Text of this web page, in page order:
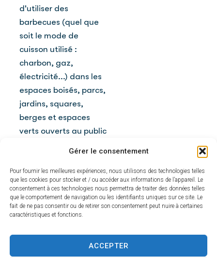
Gérer le consentement
Pour fournir les meilleures expériences, nous utilisons des technologies telles
que les cookies pour stocker et / ou accéder aux informations de l’appareil. Le
consentement à ces technologies nous permettra de traiter des données telles
que le comportement de navigation ou les identifiants uniques sur ce site. Le
fait de ne pas consentir ou de retirer son consentement peut nuire à certaines
caractéristiques et fonctions.
ACCEPTER
d'utiliser des
barbecues (quel que
soit le mode de
cuisson utilisé :
charbon, gaz,
électricité...) dans les
espaces boisés, parcs,
jardins, squares,
berges et espaces
verts ouverts au public
municipaux, étang
d'Enjouran, Salles
municipales, ...).
de l'INTERDICTION